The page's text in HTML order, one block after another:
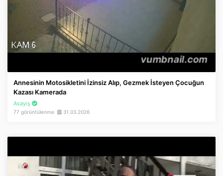
Annesinin Motosikletini İzinsiz Alıp, Gezmek İsteyen Çocuğun
Kazası Kamerada
Asayiş
77 görüntülenme 31.03.2026